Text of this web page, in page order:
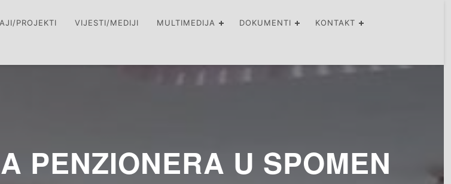
PROJEKTI VIJESTI/MEDIJI MULTIMEDIJA DOKUMENTI KONTAKT
PENZIONERA U SPOMEN